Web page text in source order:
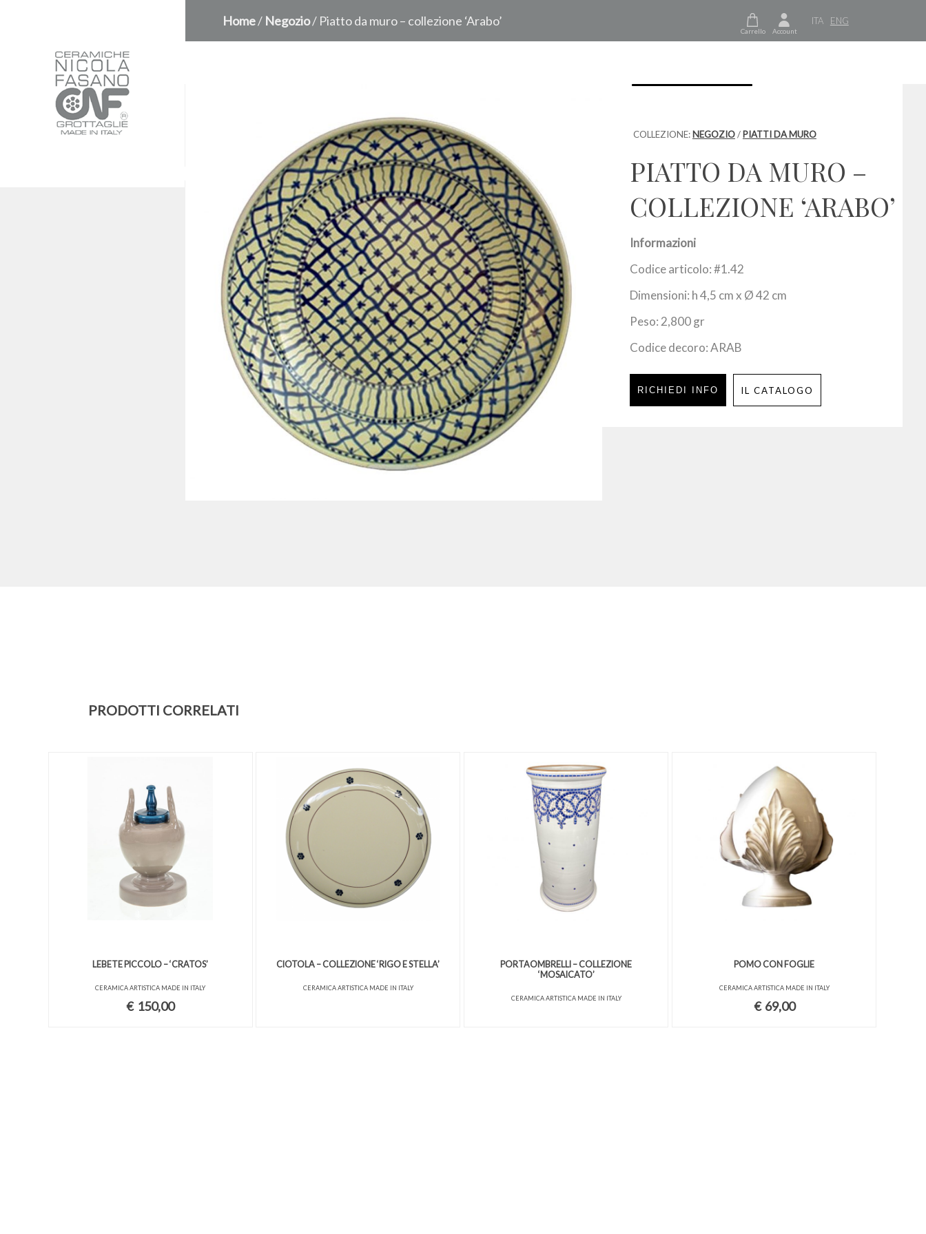
Carrello Account
ITA ENG
Home/ Negozio/ Piatto da muro – collezione ‘Arabo’
COLLEZIONE: NEGOZIO/ PIATTI DA MURO
PIATTO DA MURO –
COLLEZIONE ‘ARABO’
Informazioni
Codice articolo: #1.42
Dimensioni: h 4,5 cm x Ø 42 cm
Peso: 2,800 gr
Codice decoro: ARAB
RICHIEDI INFO IL CATALOGO
PRODOTTI CORRELATI
LEBETE PICCOLO – ‘CRATOS’
CERAMICA ARTISTICA MADE IN ITALY
€ 150,00
CIOTOLA – COLLEZIONE ‘RIGO E STELLA’
CERAMICA ARTISTICA MADE IN ITALY
PORTAOMBRELLI – COLLEZIONE
‘MOSAICATO’
CERAMICA ARTISTICA MADE IN ITALY
POMO CON FOGLIE
CERAMICA ARTISTICA MADE IN ITALY
€ 69,00